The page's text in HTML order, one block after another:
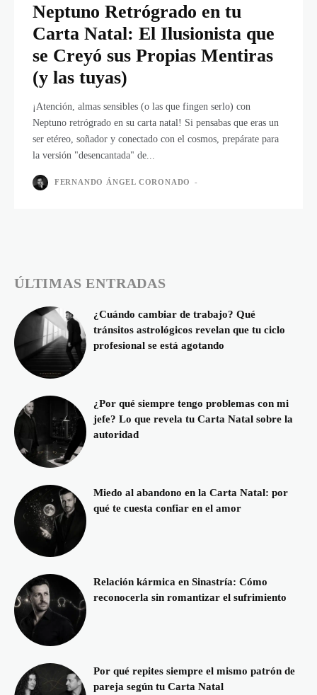
Neptuno Retrógrado en tu
Carta Natal: El Ilusionista que
se Creyó sus Propias Mentiras
(y las tuyas)
¡Atención, almas sensibles (o las que fingen serlo) con
Neptuno retrógrado en su carta natal! Si pensabas que eras un
ser etéreo, soñador y conectado con el cosmos, prepárate para
la versión "desencantada" de...
FERNANDO ÁNGEL CORONADO -
ÚLTIMAS ENTRADAS
¿Cuándo cambiar de trabajo? Qué
tránsitos astrológicos revelan que tu ciclo
profesional se está agotando
¿Por qué siempre tengo problemas con mi
jefe? Lo que revela tu Carta Natal sobre la
autoridad
Miedo al abandono en la Carta Natal: por
qué te cuesta confiar en el amor
Relación kármica en Sinastría: Cómo
reconocerla sin romantizar el sufrimiento
Por qué repites siempre el mismo patrón de
pareja según tu Carta Natal